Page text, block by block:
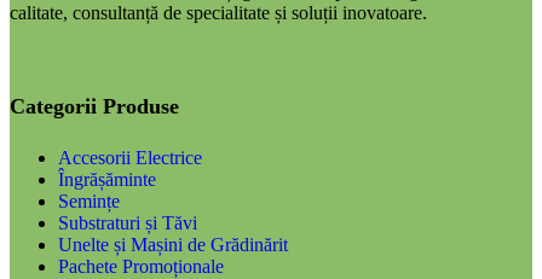
calitate, consultanță de specialitate și soluții inovatoare.
Categorii Produse
Accesorii Electrice
Îngrășăminte
Semințe
Substraturi și Tăvi
Unelte și Mașini de Grădinărit
Pachete Promoționale